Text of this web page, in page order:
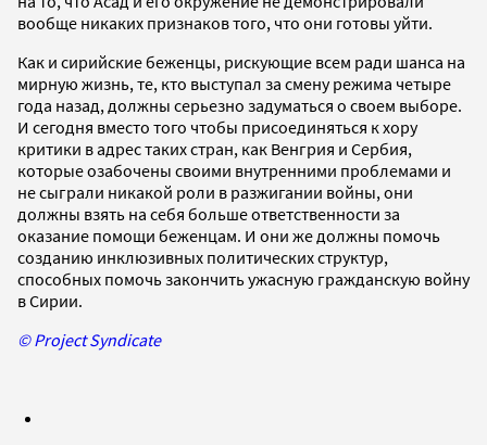
вообще никаких признаков того, что они готовы уйти.
Как и сирийские беженцы, рискующие всем ради шанса на
мирную жизнь, те, кто выступал за смену режима четыре
года назад, должны серьезно задуматься о своем выборе.
И сегодня вместо того чтобы присоединяться к хору
критики в адрес таких стран, как Венгрия и Сербия,
которые озабочены своими внутренними проблемами и
не сыграли никакой роли в разжигании войны, они
должны взять на себя больше ответственности за
оказание помощи беженцам. И они же должны помочь
созданию инклюзивных политических структур,
способных помочь закончить ужасную гражданскую войну
в Сирии.
© Project Syndicate